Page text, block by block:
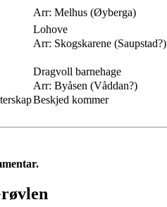
Arr: Melhus (Øyberga)
Lohove
Arr: Skogskarene (Saupstad?)
Dragvoll barnehage
Arr: Byåsen (Våddan?)
Beskjed kommer